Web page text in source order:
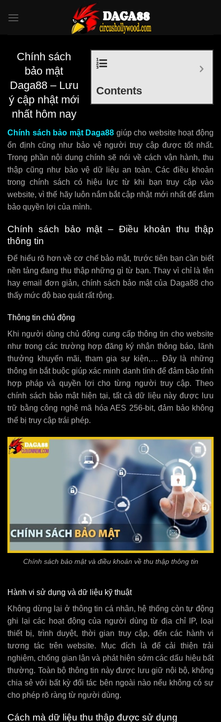
Contents
Chính sách
bảo mật
Daga88 – Lưu
ý cập nhật mới
nhất hôm nay
Chính sách bảo mật Daga88 giúp cho website hoạt động
ổn định cũng như bảo vệ người truy cập được tốt nhất.
Trong phần nội dung chính sẽ nói về cách vận hành, thu
thập cũng như bảo vệ dữ liệu an toàn. Các điều khoản
trong chính sách có hiệu lực từ khi bạn truy cập vào
website, vì thế hãy luôn nắm bắt cập nhật mới nhất để đảm
bảo quyền lợi của mình.
Chính sách bảo mật – Điều khoản thu thập
thông tin
Để hiểu rõ hơn về cơ chế bảo mật, trước tiên bạn cần biết
nền tảng đang thu thập những gì từ bạn. Thay vì chỉ là tên
hay email đơn giản, chính sách bảo mật của Daga88 cho
thấy mức độ bao quát rất rộng.
Thông tin chủ động
Khi người dùng chủ động cung cấp thông tin cho website
như trong các trường hợp đăng ký nhận thông báo, lãnh
thưởng khuyến mãi, tham gia sự kiện,… Đây là những
thông tin bắt buộc giúp xác minh danh tính để đảm bảo tính
hợp pháp và quyền lợi cho từng người truy cập. Theo
chính sách bảo mật hiện tại, tất cả dữ liệu này được lưu
trữ bằng công nghệ mã hóa AES 256-bit, đảm bảo không
thể bị truy cập trái phép.
Chính sách bảo mật và điều khoản về thu thập thông tin
Hành vi sử dụng và dữ liệu kỹ thuật
Không dừng lại ở thông tin cá nhân, hệ thống còn tự động
ghi lại các hoạt động của người dùng từ địa chỉ IP, loại
thiết bị, trình duyệt, thời gian truy cập, đến các hành vi
tương tác trên website. Mục đích là để cải thiện trải
nghiệm, chống gian lận và phát hiện sớm các dấu hiệu bất
thường. Toàn bộ thông tin này được lưu giữ nội bộ, không
chia sẻ với bất kỳ đối tác bên ngoài nào nếu không có sự
cho phép rõ ràng từ người dùng.
Cách mà dữ liệu thu thập được sử dụng